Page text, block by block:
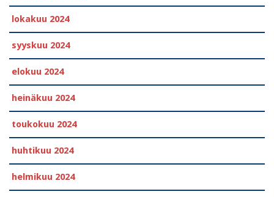
lokakuu 2024
syyskuu 2024
elokuu 2024
heinäkuu 2024
toukokuu 2024
huhtikuu 2024
helmikuu 2024